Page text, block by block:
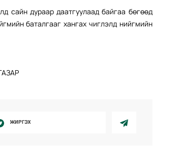
сайн дураар даатгуулаад байгаа бөгөөд
баталгааг хангах чиглэлд нийгмийн
ЖИРГЭХ